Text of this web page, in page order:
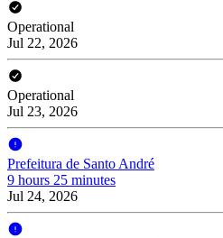
Operational
Jul 22, 2026
Operational
Jul 23, 2026
Prefeitura de Santo André
9 hours 25 minutes
Jul 24, 2026